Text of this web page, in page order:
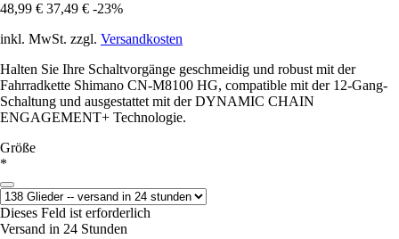
48,99 € 37,49 € -23%
inkl. MwSt. zzgl. Versandkosten
Halten Sie Ihre Schaltvorgänge geschmeidig und robust mit der
Fahrradkette Shimano CN-M8100 HG, compatible mit der 12-Gang-
Schaltung und ausgestattet mit der DYNAMIC CHAIN
ENGAGEMENT+ Technologie.
Größe
*
Dieses Feld ist erforderlich
Versand in 24 Stunden